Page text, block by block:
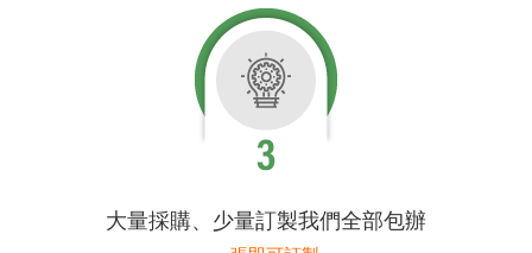
大量採購、少量訂製我們全部包辦